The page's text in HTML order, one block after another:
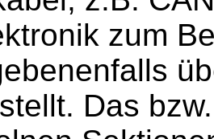
zum
Das